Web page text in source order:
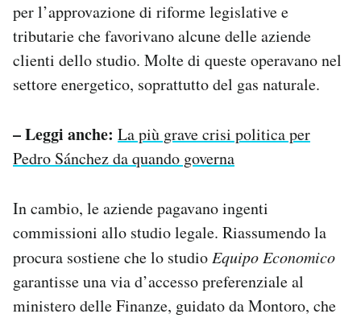
per l’approvazione di riforme legislative e
tributarie che favorivano alcune delle aziende
clienti dello studio. Molte di queste operavano nel
settore energetico, soprattutto del gas naturale.
– Leggi anche: La più grave crisi politica per
Pedro Sánchez da quando governa
In cambio, le aziende pagavano ingenti
commissioni allo studio legale. Riassumendo la
procura sostiene che lo studioEquipo Economico
garantisse una via d’accesso preferenziale al
ministero delle Finanze, guidato da Montoro, che